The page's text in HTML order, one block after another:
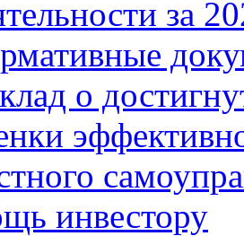
за
о
инвестору